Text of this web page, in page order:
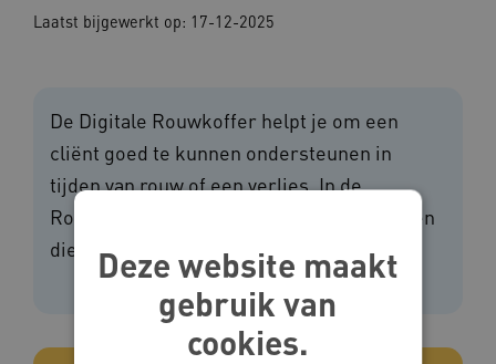
Laatst bijgewerkt op: 17-12-2025
De Digitale Rouwkoffer helpt je om een
cliënt goed te kunnen ondersteunen in
tijden van rouw of een verlies. In de
Rouwkoffer vind je kennis en hulpmiddelen
die ondersteunen bij rouw.
Deze website maakt
gebruik van
cookies.